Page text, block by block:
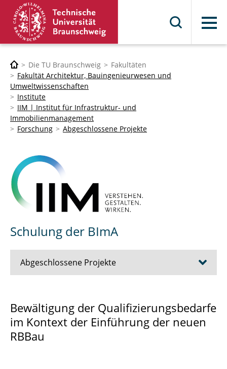
Menü
Die TU Braunschweig
Fakultäten
Fakultät Architektur, Bauingenieurwesen und
Umweltwissenschaften
Institute
IIM | Institut für Infrastruktur- und
Immobilienmanagement
Forschung
Abgeschlossene Projekte
Schulung der BImA
Abgeschlossene Projekte
Aufstockung Holzbau
Ausbau der B3
Bewältigung der Qualifizierungsbedarfe
im Kontext der Einführung der neuen
RBBau